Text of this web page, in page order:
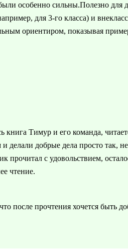
особенно сильны.Полезно для
для 3-го класса) и
ориентиром, показывая
книга Тимур и его команда,
делали добрые дела просто так,
прочитал с удовольствием,
чтение.
после прочтения хочется быть